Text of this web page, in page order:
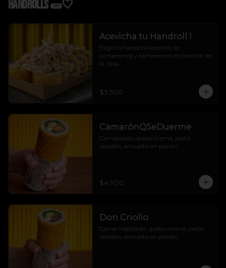
Handrolls 🌯🤍
Acevicha tu Handroll !
Elige tu handroll favorito, lo
cortaremos y bañaremos en ceviche de
la casa.
$3.500
CamarónQSeDuerme
Camarones, queso crema, palta,
cebollín, envuelto en panko
$4.900
Don Criollo
Carne mechada, queso crema, palta,
cebollín, envuelto en panko